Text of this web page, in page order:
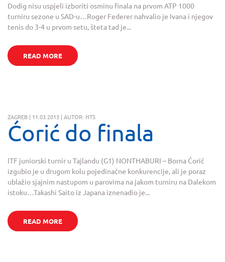
Dodig nisu uspjeli izboriti osminu finala na prvom ATP 1000
turniru sezone u SAD-u…Roger Federer nahvalio je Ivana i njegov
tenis do 3-4 u prvom setu, šteta tad je...
READ MORE
ZAGREB | 11.03.2013 | AUTOR: HTS
Ćorić do finala
ITF juniorski turnir u Tajlandu (G1) NONTHABURI – Borna Ćorić
izgubio je u drugom kolu pojedinačne konkurencije, ali je poraz
ublažio sjajnim nastupom u parovima na jakom turniru na Dalekom
istoku…Takashi Saito iz Japana iznenadio je...
READ MORE